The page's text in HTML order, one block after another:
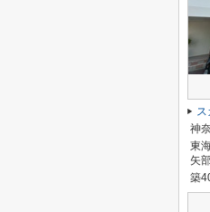
神
東
矢
築